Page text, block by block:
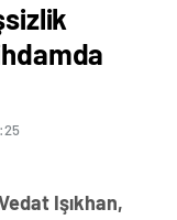
Işıkhan,